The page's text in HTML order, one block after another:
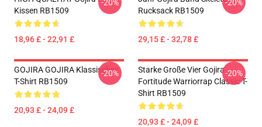
Kissen RB1509
18,96 £ - 22,91 £
-20%
Rucksack RB1509
29,15 £ - 32,78 £
-20%
GOJIRA GOJIRA Klassisches
T-Shirt RB1509
20,93 £ - 24,09 £
-20%
Starke Große Vier Gojira
Fortitude Warriorrap Classic T-
Shirt RB1509
20,93 £ - 24,09 £
-20%